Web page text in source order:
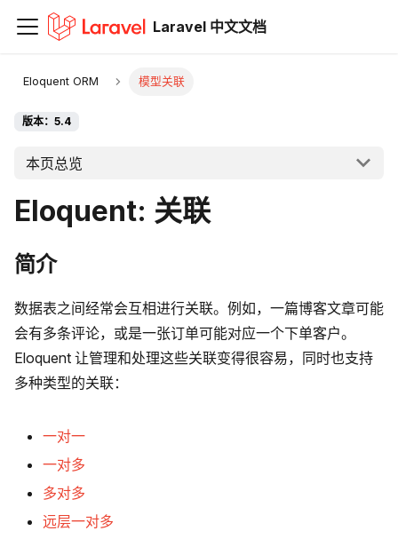
Laravel 中文文档
Eloquent ORM 模型关联
版本：5.4
本页总览
Eloquent: 关联
简介
数据表之间经常会互相进行关联。例如，一篇博客文章可能
会有多条评论，或是一张订单可能对应一个下单客户。
Eloquent 让管理和处理这些关联变得很容易，同时也支持
多种类型的关联：
一对一
一对多
多对多
远层一对多